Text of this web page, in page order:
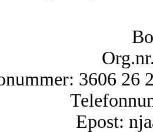
3606 26
Epost: